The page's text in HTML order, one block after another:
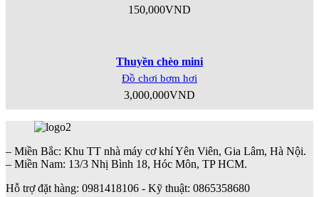
150,000VND
Thuyền chèo mini
Đồ chơi bơm hơi
3,000,000VND
– Miền Bắc: Khu TT nhà máy cơ khí Yên Viên, Gia Lâm, Hà Nội.
– Miền Nam: 13/3 Nhị Bình 18, Hóc Môn, TP HCM.
Hỗ trợ đặt hàng: 0981418106 - Kỹ thuật: 0865358680